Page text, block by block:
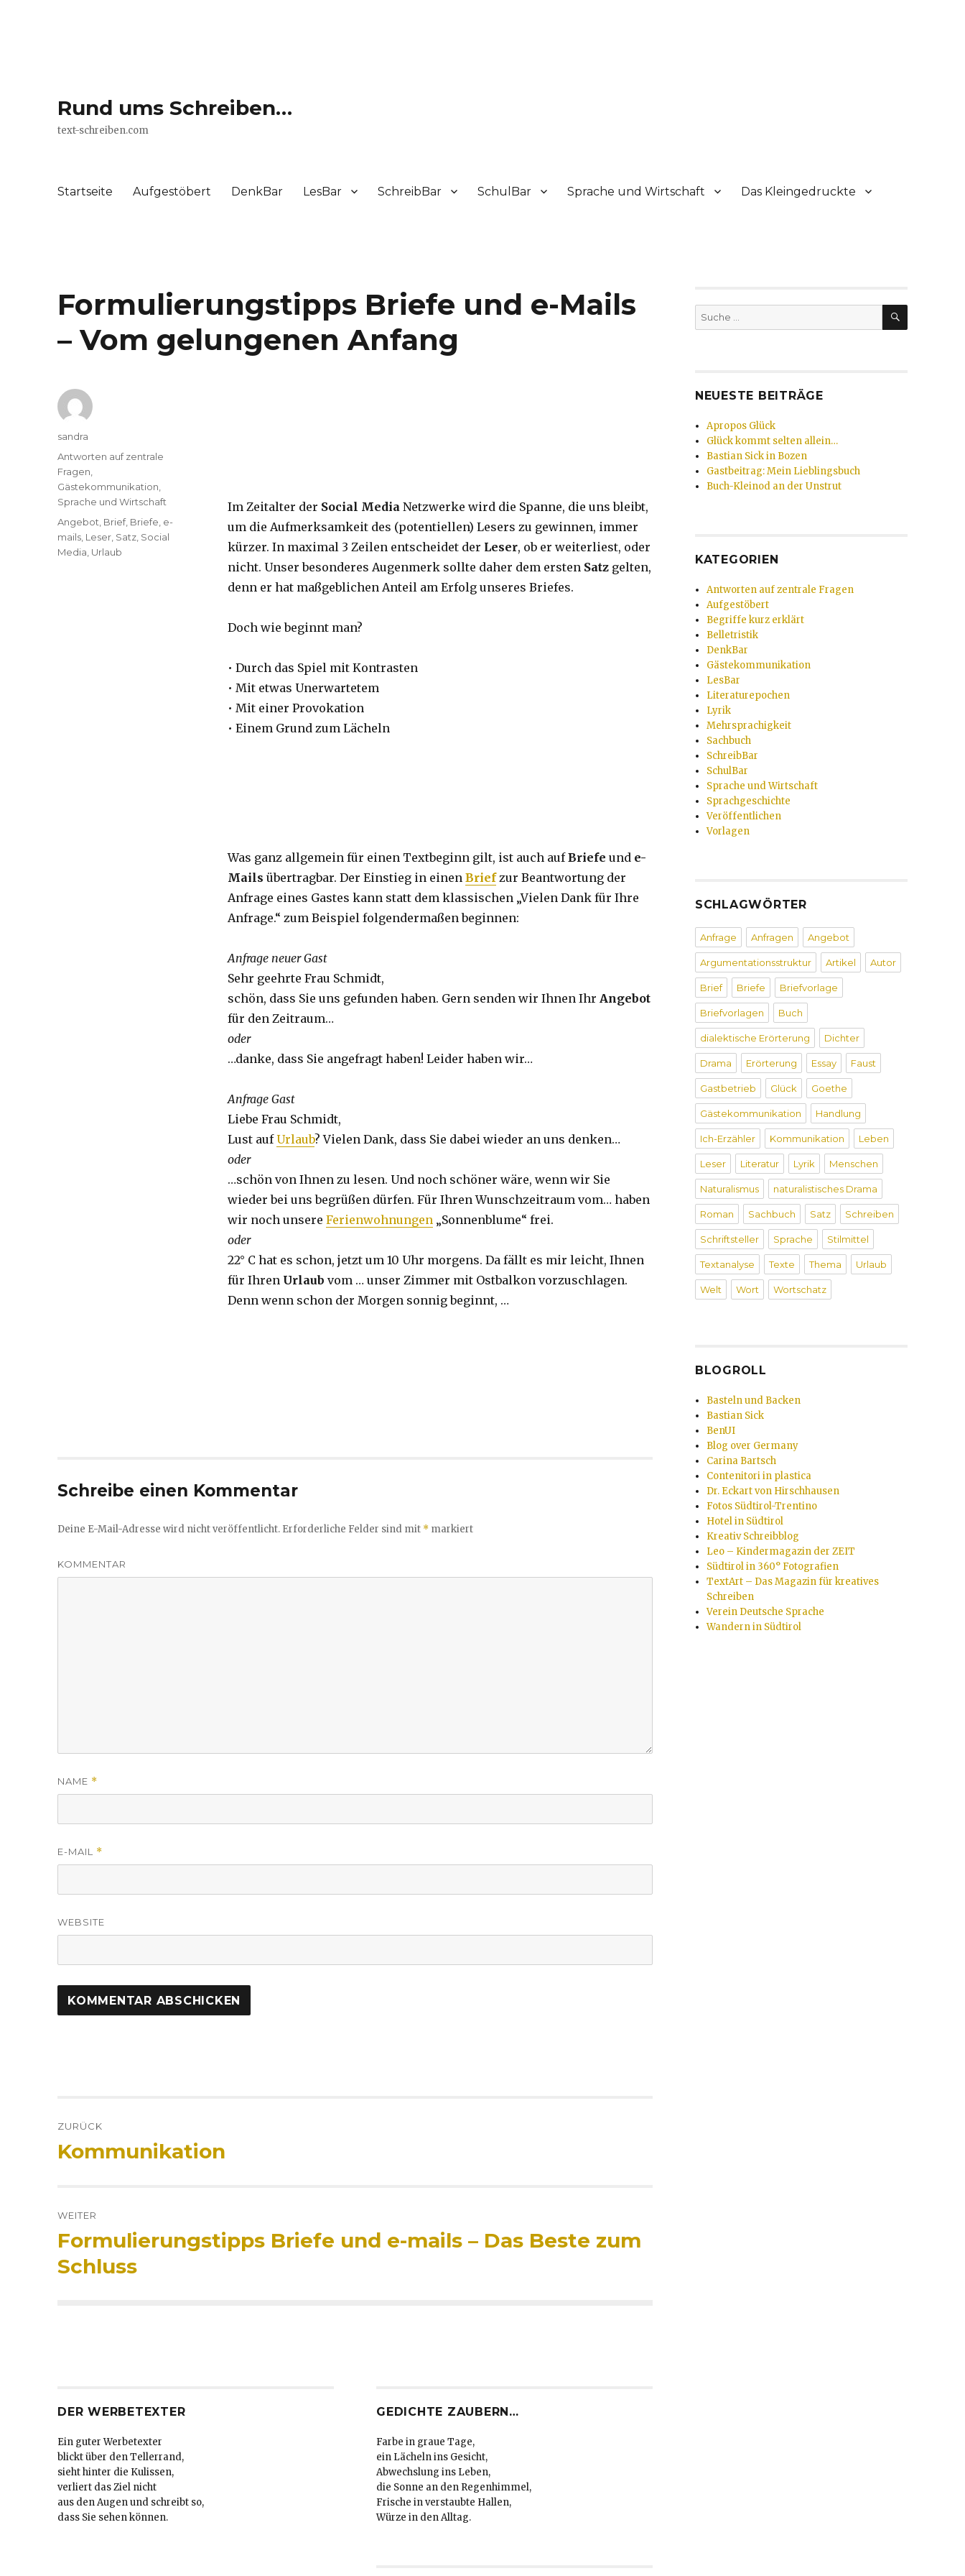
Rund ums Schreiben…
text-schreiben.com
Startseite Aufgestöbert DenkBar LesBar SchreibBar SchulBar Sprache und Wirtschaft Das Kleingedruckte
Formulierungstipps Briefe und e-Mails
– Vom gelungenen Anfang
Im Zeitalter der Social MediaNetzwerke wird die Spanne, die uns bleibt,
um die Aufmerksamkeit des (potentiellen) Lesers zu gewinnen, immer
kürzer. In maximal 3 Zeilen entscheidet der Leser, ob er weiterliest, oder
nicht. Unser besonderes Augenmerk sollte daher dem ersten Satz gelten,
denn er hat maßgeblichen Anteil am Erfolg unseres Briefes.
Doch wie beginnt man?
• Durch das Spiel mit Kontrasten
• Mit etwas Unerwartetem
• Mit einer Provokation
• Einem Grund zum Lächeln
Was ganz allgemein für einen Textbeginn gilt, ist auch aufBriefe und e-
Mails übertragbar. Der Einstieg in einen Brief zur Beantwortung der
Anfrage eines Gastes kann statt dem klassischen „Vielen Dank für Ihre
Anfrage.“ zum Beispiel folgendermaßen beginnen:
Anfrage neuer Gast
Sehr geehrte Frau Schmidt,
schön, dass Sie uns gefunden haben. Gern senden wir Ihnen Ihr Angebot
für den Zeitraum…
oder
…danke, dass Sie angefragt haben! Leider haben wir…
Anfrage Gast
Liebe Frau Schmidt,
Lust aufUrlaub? Vielen Dank, dass Sie dabei wieder an uns denken…
oder
…schön von Ihnen zu lesen. Und noch schöner wäre, wenn wir Sie
wieder bei uns begrüßen dürfen. Für Ihren Wunschzeitraum vom… haben
wir noch unsere Ferienwohnungen„Sonnenblume“ frei.
oder
22° C hat es schon, jetzt um 10 Uhr morgens. Da fällt es mir leicht, Ihnen
für Ihren Urlaub vom … unser Zimmer mit Ostbalkon vorzuschlagen.
Denn wenn schon der Morgen sonnig beginnt, …
Autor
sandra
Kategorien
Antworten auf zentrale
Fragen
Gästekommunikation
Sprache und Wirtschaft
Tags
Angebot Brief, Briefe e-
mails Leser Satz Social
Media Urlaub
Schreibe einen Kommentar
Deine E-Mail-Adresse wird nicht veröffentlicht. Erforderliche Felder sind mit * markiert
KOMMENTAR
NAME *
E-MAIL *
WEBSITE
Navigation
ZURÜCK
Vorheriger
Kommunikation
WEITER
Nächster
Beitrag:
Formulierungstipps Briefe und e-mails – Das Beste zum
Schluss
DER WERBETEXTER
Ein guter Werbetexter
blickt über den Tellerrand,
sieht hinter die Kulissen,
verliert das Ziel nicht
aus den Augen und schreibt so,
dass Sie sehen können.
GEDICHTE ZAUBERN…
Farbe in graue Tage,
ein Lächeln ins Gesicht,
Abwechslung ins Leben,
die Sonne an den Regenhimmel,
Frische in verstaubte Hallen,
Würze in den Alltag.
Suche
nach:
SUCHE
NEUESTE BEITRÄGE
Apropos Glück
Glück kommt selten allein…
Bastian Sick in Bozen
Gastbeitrag: Mein Lieblingsbuch
Buch-Kleinod an der Unstrut
KATEGORIEN
Antworten auf zentrale Fragen
Aufgestöbert
Begriffe kurz erklärt
Belletristik
DenkBar
Gästekommunikation
LesBar
Literaturepochen
Lyrik
Mehrsprachigkeit
Sachbuch
SchreibBar
SchulBar
Sprache und Wirtschaft
Sprachgeschichte
Veröffentlichen
Vorlagen
SCHLAGWÖRTER
Anfrage Anfragen Angebot
Argumentationsstruktur Artikel Autor
Brief Briefe Briefvorlage
Briefvorlagen Buch
dialektische Erörterung Dichter
Drama Erörterung Essay Faust
Gastbetrieb Glück Goethe
Gästekommunikation Handlung
Ich-Erzähler Kommunikation Leben
Leser Literatur Lyrik Menschen
Naturalismus naturalistisches Drama
Roman Sachbuch Satz Schreiben
Schriftsteller Sprache Stilmittel
Textanalyse Texte Thema Urlaub
Welt Wort Wortschatz
BLOGROLL
Basteln und Backen
Bastian Sick
BenUI
Blog over Germany
Carina Bartsch
Contenitori in plastica
Dr. Eckart von Hirschhausen
Fotos Südtirol-Trentino
Hotel in Südtirol
Kreativ Schreibblog
Leo – Kindermagazin der ZEIT
Südtirol in 360° Fotografien
TextArt – Das Magazin für kreatives
Schreiben
Verein Deutsche Sprache
Wandern in Südtirol